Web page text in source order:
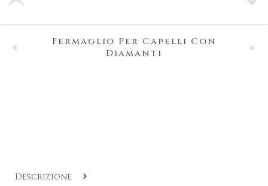
Fermaglio Per Capelli Con
Diamanti
Descrizione